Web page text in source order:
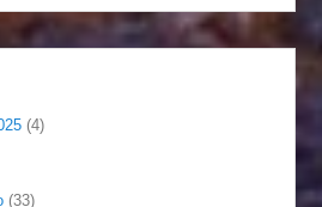
(4)
(33)